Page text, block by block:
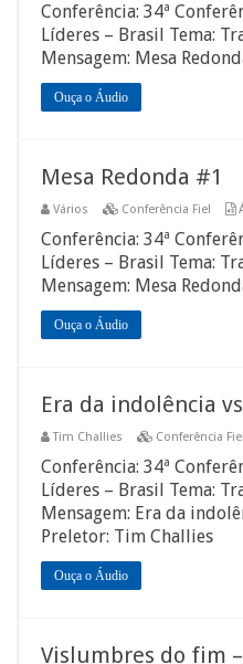
Conferência: 34ª
Líderes – Brasil Tema:
Mensagem: Mesa
Ouça o Áudio
Mesa Redonda #1
Vários Conferência Fiel
Conferência: 34ª
Líderes – Brasil Tema:
Mensagem: Mesa
Ouça o Áudio
Era da indolência
Tim Challies Conferência Fiel
Conferência: 34ª
Líderes – Brasil Tema:
Mensagem: Era da
Preletor: Tim Challies
Ouça o Áudio
Vislumbres do fim